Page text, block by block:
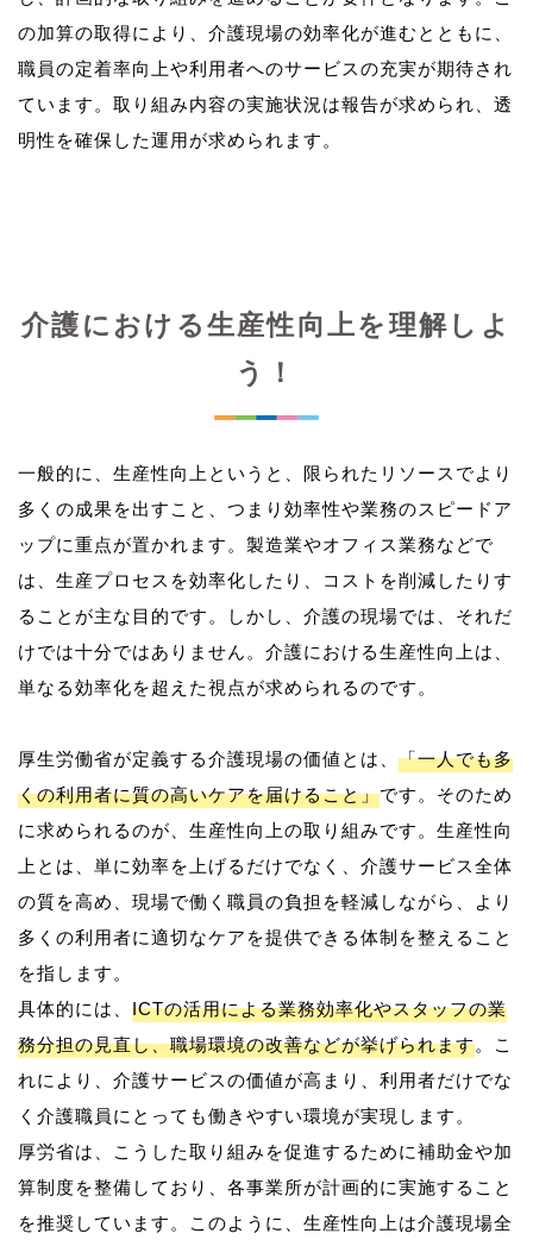
の加算の取得により、介護現場の効率化が進むとともに、
職員の定着率向上や利用者へのサービスの充実が期待され
ています。取り組み内容の実施状況は報告が求められ、透
介護における生産性向上を理解しよ
う！
一般的に、生産性向上というと、限られたリソースでより
多くの成果を出すこと、つまり効率性や業務のスピードア
ップに重点が置かれます。製造業やオフィス業務などで
は、生産プロセスを効率化したり、コストを削減したりす
ることが主な目的です。しかし、介護の現場では、それだ
けでは十分ではありません。介護における生産性向上は、
単なる効率化を超えた視点が求められるのです。
厚生労働省が定義する介護現場の価値とは、 「一人でも多
くの利用者に質の高いケアを届けること」です。そのため
に求められるのが、生産性向上の取り組みです。生産性向
上とは、単に効率を上げるだけでなく、介護サービス全体
の質を高め、現場で働く職員の負担を軽減しながら、より
多くの利用者に適切なケアを提供できる体制を整えること
を指します。
具体的には、 ICTの活用による業務効率化やスタッフの業
務分担の見直し、職場環境の改善などが挙げられます。こ
れにより、介護サービスの価値が高まり、利用者だけでな
く介護職員にとっても働きやすい環境が実現します。
厚労省は、こうした取り組みを促進するために補助金や加
算制度を整備しており、各事業所が計画的に実施すること
を推奨しています。このように、生産性向上は介護現場全